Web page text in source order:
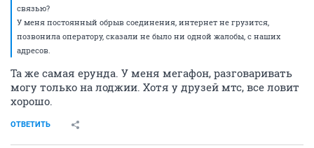
связью?
У меня постоянный обрыв соединения, интернет не грузится,
позвонила оператору, сказали не было ни одной жалобы, с наших
адресов.
Та же самая ерунда. У меня мегафон, разговаривать
могу только на лоджии. Хотя у друзей мтс, все ловит
хорошо.
ОТВЕТИТЬ